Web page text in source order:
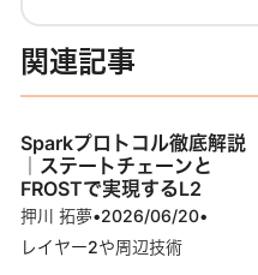
関連記事
Sparkプロトコル徹底解説
｜ステートチェーンと
FROSTで実現するL2
押川 拓夢•2026/06/20•
レイヤー2や周辺技術